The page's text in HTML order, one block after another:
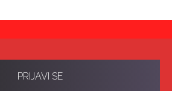
O PROGRAMU
PRIJAVI SE